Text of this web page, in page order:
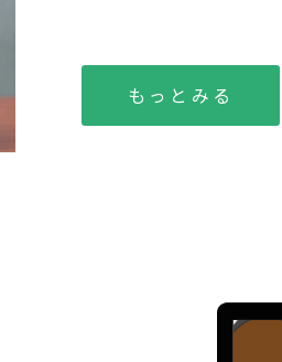
もっとみる